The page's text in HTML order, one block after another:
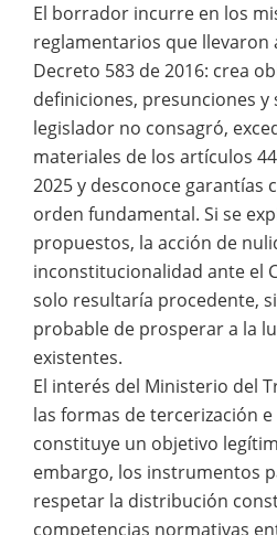
El borrador incurre en los
reglamentarios que llevaron
Decreto 583 de 2016: crea
definiciones, presunciones y
legislador no consagró,
materiales de los artículos
2025 y desconoce garantías
orden fundamental. Si se
propuestos, la acción de
inconstitucionalidad ante el
solo resultaría procedente,
probable de prosperar a la
existentes.
El interés del Ministerio del
las formas de tercerización
constituye un objetivo
embargo, los instrumentos
respetar la distribución
competencias normativas